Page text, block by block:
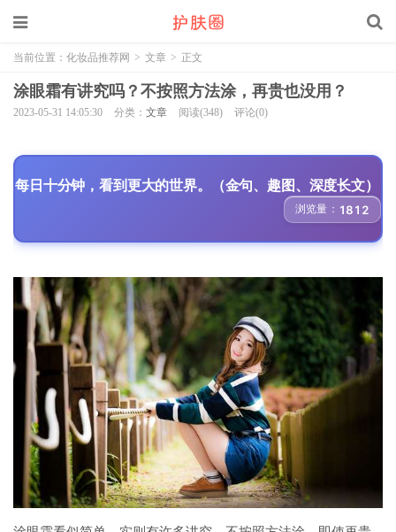
当前位置： 化妆品推荐网 > 文章 > 正文
涂眼霜有讲究吗？不按照方法涂，再贵也没用？
2023-05-31 14:05:30 分类： 文章 阅读(348) 评论(0)
每日十分钟，看到更大的世界。（金句、趣图、深度长文）
浏览量： 1812